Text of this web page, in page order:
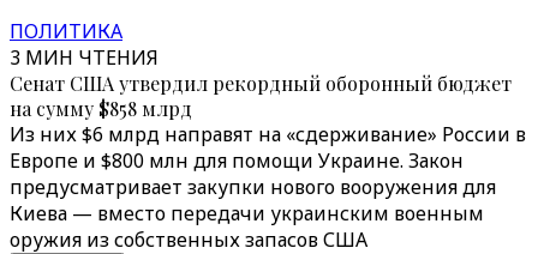
ПОЛИТИКА
3 МИН ЧТЕНИЯ
Сенат США утвердил рекордный оборонный бюджет
на сумму $858 млрд
Из них $6 млрд направят на «‎сдерживание»‎ России в
Европе и $800 млн для помощи Украине. Закон
предусматривает закупки нового вооружения для
Киева — вместо передачи украинским военным
оружия из собственных запасов США